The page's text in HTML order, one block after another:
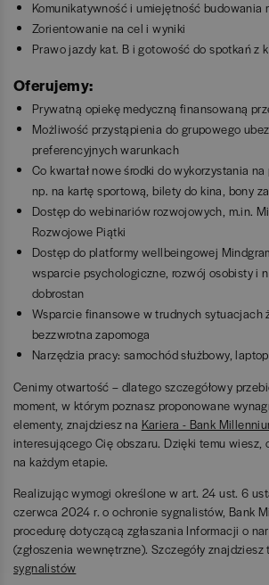
Komunikatywność i umiejętność budowania
Zorientowanie na cel i wyniki
Prawo jazdy kat. B i gotowość do spotkań z
Oferujemy:
Prywatną opiekę medyczną finansowaną
Możliwość przystąpienia do grupowego
preferencyjnych warunkach
Co kwartał nowe środki do wykorzystania
np. na kartę sportową, bilety do kina, bony
Dostęp do webinariów rozwojowych, m.in.
Rozwojowe Piątki
Dostęp do platformy wellbeingowej
wsparcie psychologiczne, rozwój osobisty i
dobrostan
Wsparcie finansowe w trudnych sytuacjach
bezzwrotna zapomoga
Narzędzia pracy: samochód służbowy,
Cenimy otwartość – dlatego szczegółowy
moment, w którym poznasz proponowane
elementy, znajdziesz na Kariera - Bank
interesującego Cię obszaru. Dzięki temu wiesz,
na każdym etapie.
Realizując wymogi określone w art. 24 ust. 6
czerwca 2024 r. o ochronie sygnalistów, Bank
procedurę dotyczącą zgłaszania Informacji o
(zgłoszenia wewnętrzne). Szczegóły znajdziesz
sygnalistów